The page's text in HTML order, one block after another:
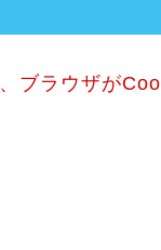
ブラウザが